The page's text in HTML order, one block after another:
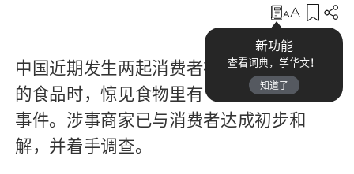
新功能
查看词典，学华文！
知道了
收藏
中国近期发生两起消费者在食用超市销售
的食品时，惊见食物里有“假牙”异物的
事件。涉事商家已与消费者达成初步和
解，并着手调查。